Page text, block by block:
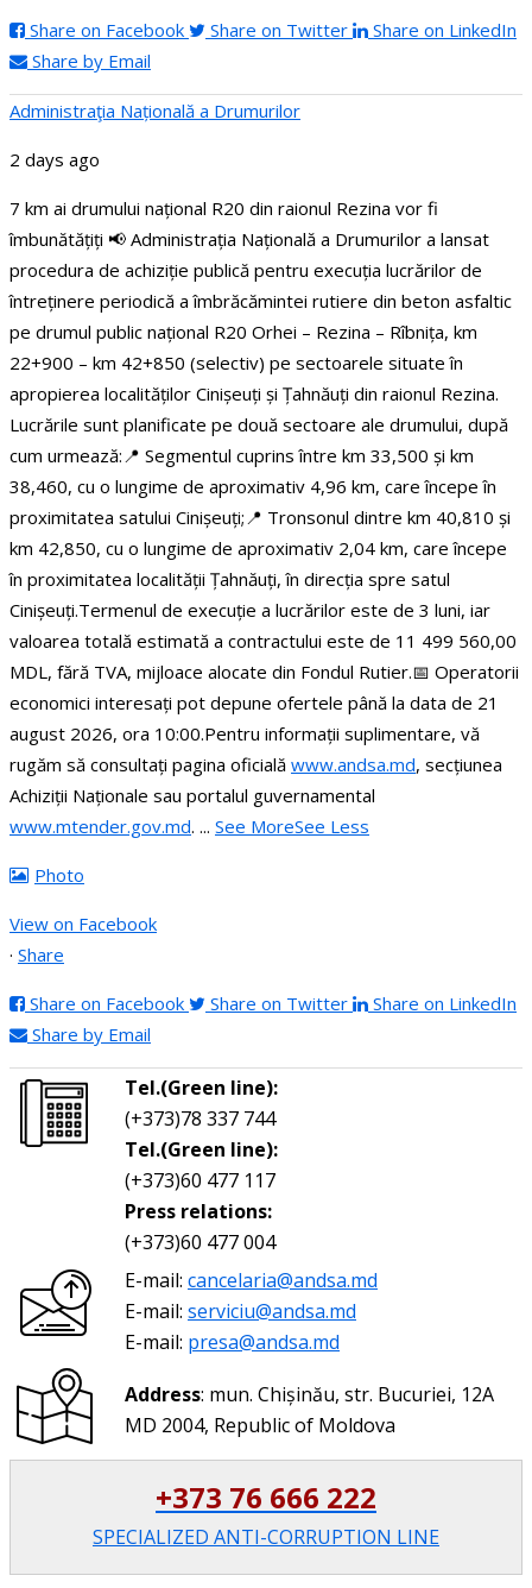
Share on Facebook Share on Twitter
Share on LinkedIn
Share by Email
Administraţia Națională a Drumurilor
2 days ago
7 km ai drumului național R20 din raionul Rezina vor fi
îmbunătățiți 📢 Administrația Națională a Drumurilor a lansat
procedura de achiziție publică pentru execuția lucrărilor de
întreținere periodică a îmbrăcămintei rutiere din beton asfaltic
pe drumul public național R20 Orhei – Rezina – Rîbnița, km
22+900 – km 42+850 (selectiv) pe sectoarele situate în
apropierea localităților Cinișeuți și Țahnăuți din raionul Rezina.
Lucrările sunt planificate pe două sectoare ale drumului, după
cum urmează:📍 Segmentul cuprins între km 33,500 și km
38,460, cu o lungime de aproximativ 4,96 km, care începe în
proximitatea satului Cinișeuți;📍 Tronsonul dintre km 40,810 și
km 42,850, cu o lungime de aproximativ 2,04 km, care începe
în proximitatea localității Țahnăuți, în direcția spre satul
Cinișeuți.Termenul de execuție a lucrărilor este de 3 luni, iar
valoarea totală estimată a contractului este de 11 499 560,00
MDL, fără TVA, mijloace alocate din Fondul Rutier.📅 Operatorii
economici interesați pot depune ofertele până la data de 21
august 2026, ora 10:00.Pentru informații suplimentare, vă
rugăm să consultați pagina oficială www.andsa.md, secțiunea
Achiziții Naționale sau portalul guvernamental
www.mtender.gov.md. ... See MoreSee Less
Photo
View on Facebook
· Share
Share on Facebook Share on Twitter
Share on LinkedIn
Share by Email
Tel.(Green line):
(+373)78 337 744
Tel.(Green line):
(+373)60 477 117
Press relations:
(+373)60 477 004
E-mail: cancelaria@andsa.md
E-mail: serviciu@andsa.md
E-mail: presa@andsa.md
Address: mun. Chișinău, str. Bucuriei, 12A
MD 2004, Republic of Moldova
+373 76 666 222
SPECIALIZED ANTI-CORRUPTION LINE